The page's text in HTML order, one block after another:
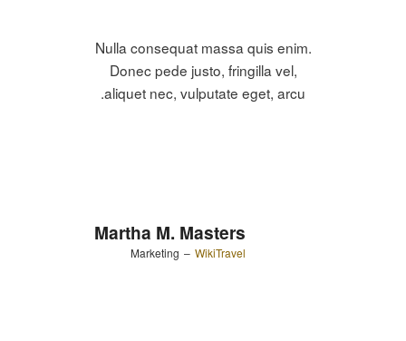
Nulla consequat massa quis enim.
Donec pede justo, fringilla vel,
aliquet nec, vulputate eget, arcu.
Martha M. Masters
Marketing – WikiTravel